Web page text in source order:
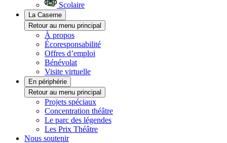
Scolaire
La Caserne
Retour au menu principal
À propos
Écoresponsabilité
Offres d’emploi
Bénévolat
Visite virtuelle
En périphérie
Retour au menu principal
Projets spéciaux
Concentration théâtre
Le parc des légendes
Les Prix Théâtre
Nous soutenir